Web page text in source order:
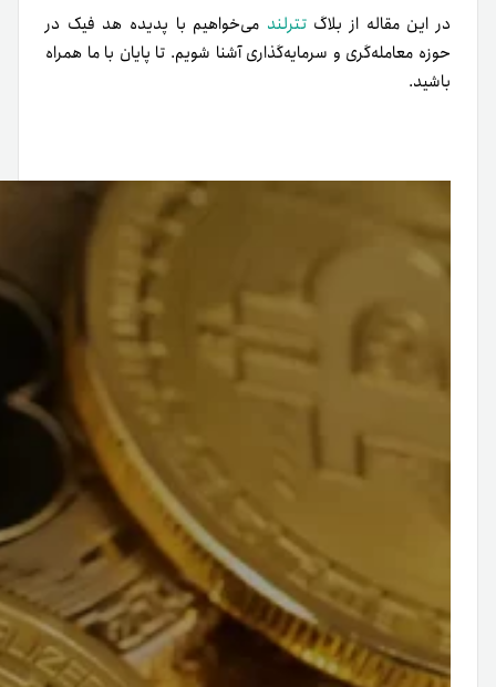
در این مقاله از بلاگتترلند می‌خواهیم با پدیده هد فیک در
حوزه معامله‌گری و سرمایه‌گذاری آشنا شویم. تا پایان با ما همراه
باشید.